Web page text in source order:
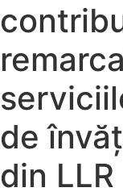
de
din LLR